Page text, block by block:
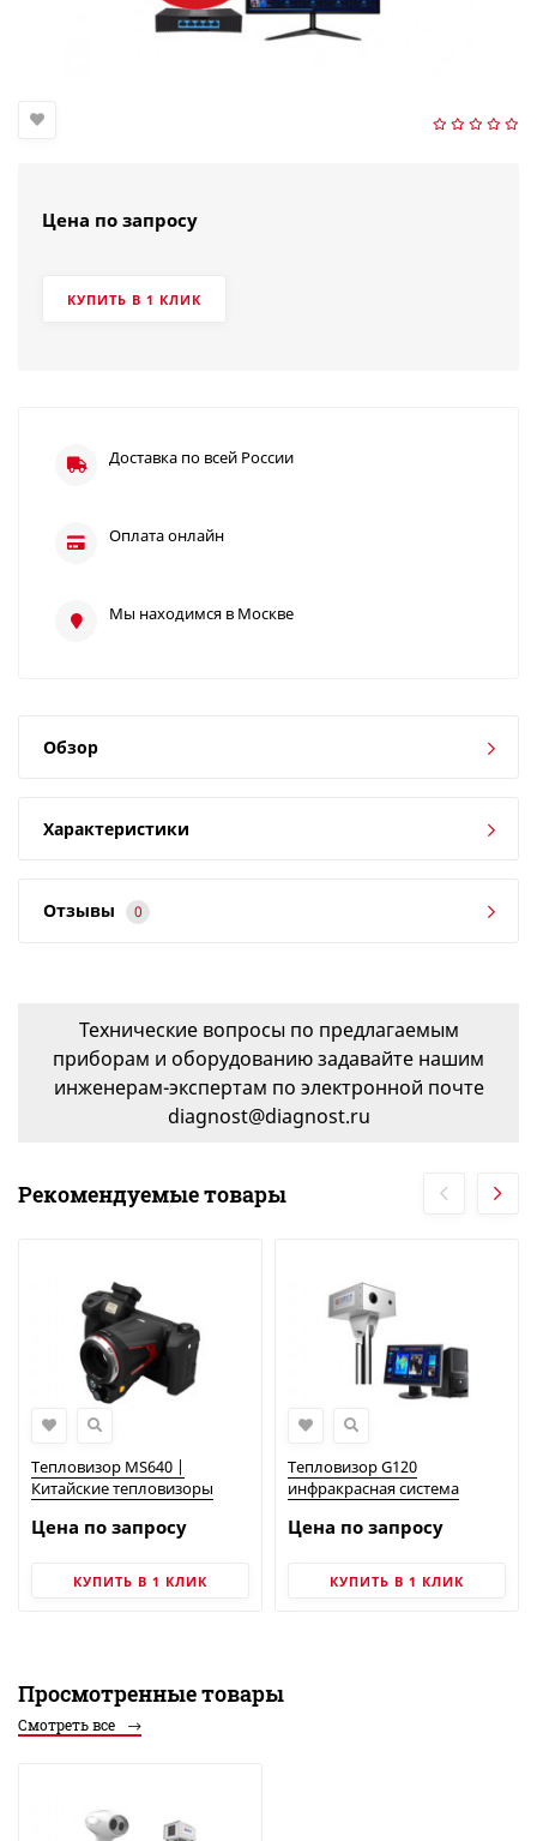
Цена по запросу
КУПИТЬ В 1 КЛИК
Доставка по всей России
Оплата онлайн
Мы находимся в Москве
Обзор
Характеристики
Отзывы 0
Технические вопросы по предлагаемым
приборам и оборудованию задавайте нашим
инженерам-экспертам по электронной почте
diagnost@diagnost.ru
Рекомендуемые товары
Тепловизор MS640 |
Китайские тепловизоры
Цена по запросу
КУПИТЬ В 1 КЛИК
Тепловизор G120
инфракрасная система
тела | Китайские
Цена по запросу
КУПИТЬ В 1 КЛИК
Просмотренные товары
Смотреть все